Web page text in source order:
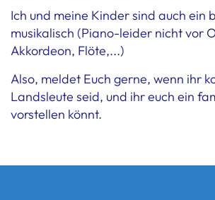
Ich und meine Kinder sind auch ein
musikalisch (Piano-leider nicht vor
Akkordeon, Flöte,...)
Also, meldet Euch gerne, wenn ihr
Landsleute seid, und ihr euch ein
vorstellen könnt.